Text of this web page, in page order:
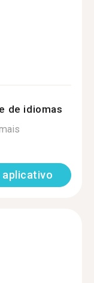
de idiomas
aplicativo